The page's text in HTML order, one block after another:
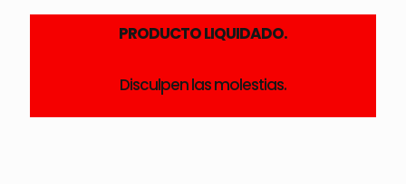
PRODUCTO LIQUIDADO.
Disculpen las molestias.